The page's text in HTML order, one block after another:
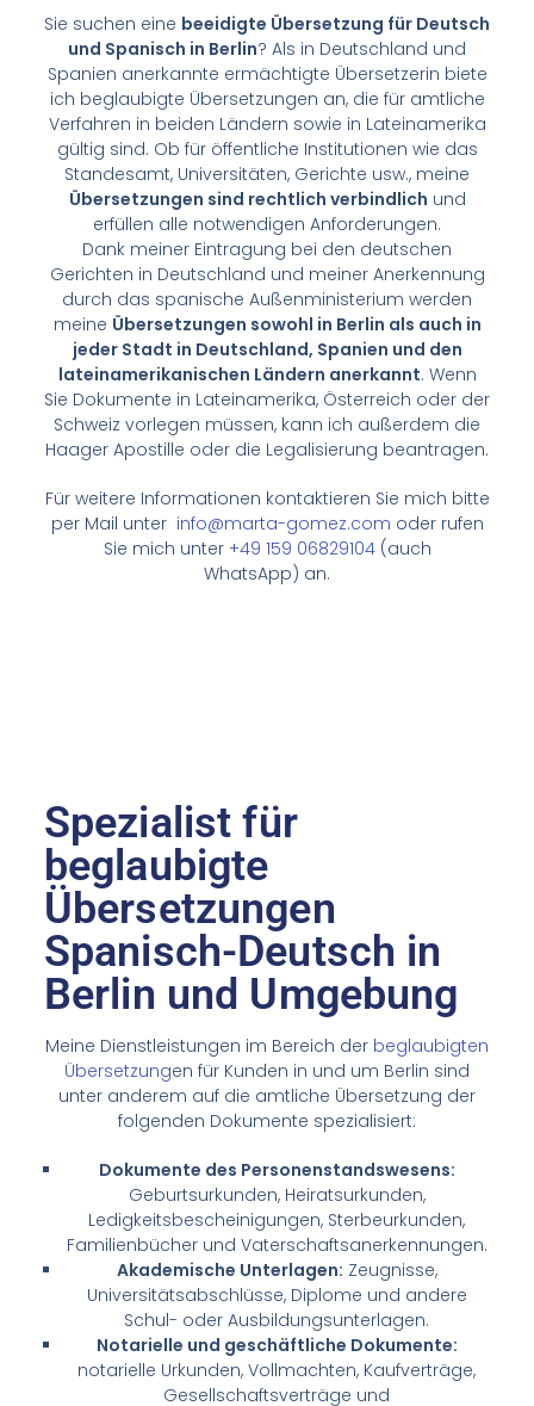
Sie suchen eine beeidigte Übersetzung für Deutsch
und Spanisch in Berlin? Als in Deutschland und
Spanien anerkannte ermächtigte Übersetzerin biete
ich beglaubigte Übersetzungen an, die für amtliche
Verfahren in beiden Ländern sowie in Lateinamerika
gültig sind. Ob für öffentliche Institutionen wie das
Standesamt, Universitäten, Gerichte usw., meine
Übersetzungen sind rechtlich verbindlich und
erfüllen alle notwendigen Anforderungen.
Dank meiner Eintragung bei den deutschen
Gerichten in Deutschland und meiner Anerkennung
durch das spanische Außenministerium werden
meine Übersetzungen sowohl in Berlin als auch in
jeder Stadt in Deutschland, Spanien und den
lateinamerikanischen Ländern anerkannt. Wenn
Sie Dokumente in Lateinamerika, Österreich oder der
Schweiz vorlegen müssen, kann ich außerdem die
Haager Apostille oder die Legalisierung beantragen.
Für weitere Informationen kontaktieren Sie mich bitte
per Mail unter info@marta-gomez.com oder rufen
Sie mich unter +49 159 06829104(auch
WhatsApp) an.
Spezialist für
beglaubigte
Übersetzungen
Spanisch-Deutsch in
Berlin und Umgebung
Meine Dienstleistungen im Bereich der beglaubigten
Übersetzungen für Kunden in und um Berlin sind
unter anderem auf die amtliche Übersetzung der
folgenden Dokumente spezialisiert:
Dokumente des Personenstandswesens:
Geburtsurkunden, Heiratsurkunden,
Ledigkeitsbescheinigungen, Sterbeurkunden,
Familienbücher und Vaterschaftsanerkennungen.
Akademische Unterlagen: Zeugnisse,
Universitätsabschlüsse, Diplome und andere
Schul- oder Ausbildungsunterlagen.
Notarielle und geschäftliche Dokumente:
notarielle Urkunden, Vollmachten, Kaufverträge,
Gesellschaftsverträge und